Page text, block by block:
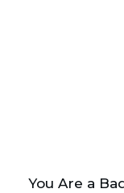
You Are a